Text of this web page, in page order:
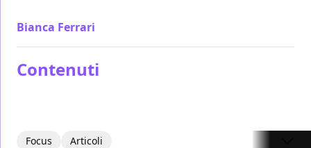
Bianca Ferrari
Contenuti
Focus Articoli